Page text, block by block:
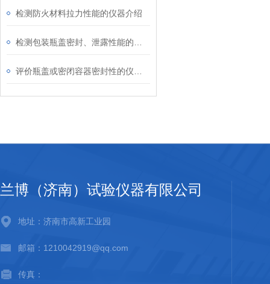
检测防火材料拉力性能的仪器介绍
兰博（济南）试验仪器有限公司
地址：济南市高新工业园
邮箱：1210042919@qq.com
传真：